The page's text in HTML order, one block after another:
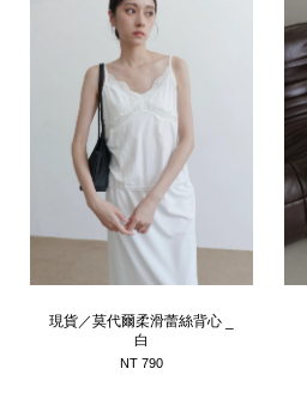
現貨／莫代爾柔滑蕾絲背心 _
白
NT 790